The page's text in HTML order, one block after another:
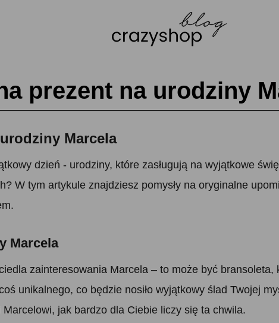
prezent na urodziny
Marcela
dzień - urodziny, które zasługują na wyjątkowe
W tym artykule znajdziesz pomysły na oryginalne
Marcela
zainteresowania Marcela – to może być
unikalnego, co będzie nosiło wyjątkowy ślad Twojej
jak bardzo dla Ciebie liczy się ta chwila.